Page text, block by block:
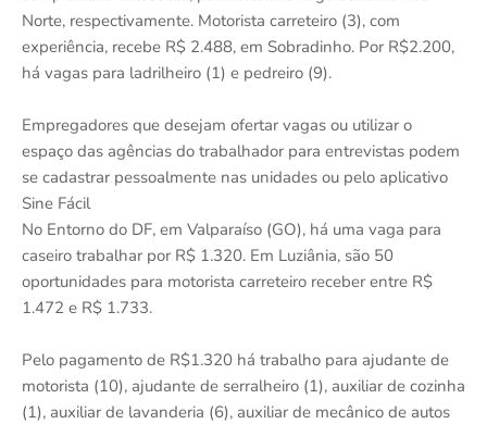
Norte, respectivamente. Motorista carreteiro (3), com
experiência, recebe R$ 2.488, em Sobradinho. Por R$2.200,
há vagas para ladrilheiro (1) e pedreiro (9).
Empregadores que desejam ofertar vagas ou utilizar o
espaço das agências do trabalhador para entrevistas podem
se cadastrar pessoalmente nas unidades ou pelo aplicativo
Sine Fácil
No Entorno do DF, em Valparaíso (GO), há uma vaga para
caseiro trabalhar por R$ 1.320. Em Luziânia, são 50
oportunidades para motorista carreteiro receber entre R$
1.472 e R$ 1.733.
Pelo pagamento de R$1.320 há trabalho para ajudante de
motorista (10), ajudante de serralheiro (1), auxiliar de cozinha
(1), auxiliar de lavanderia (6), auxiliar de mecânico de autos